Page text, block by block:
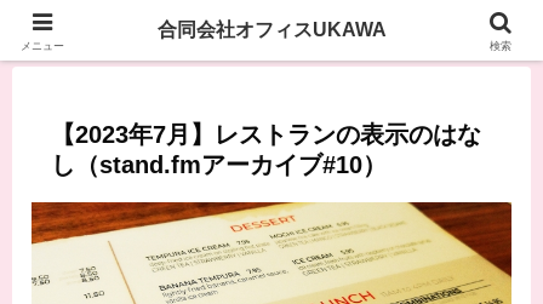
【2023年7月】レストランの表示のはな
し（stand.fmアーカイブ#10）
メニュー
合同会社オフィスUKAWA
検索